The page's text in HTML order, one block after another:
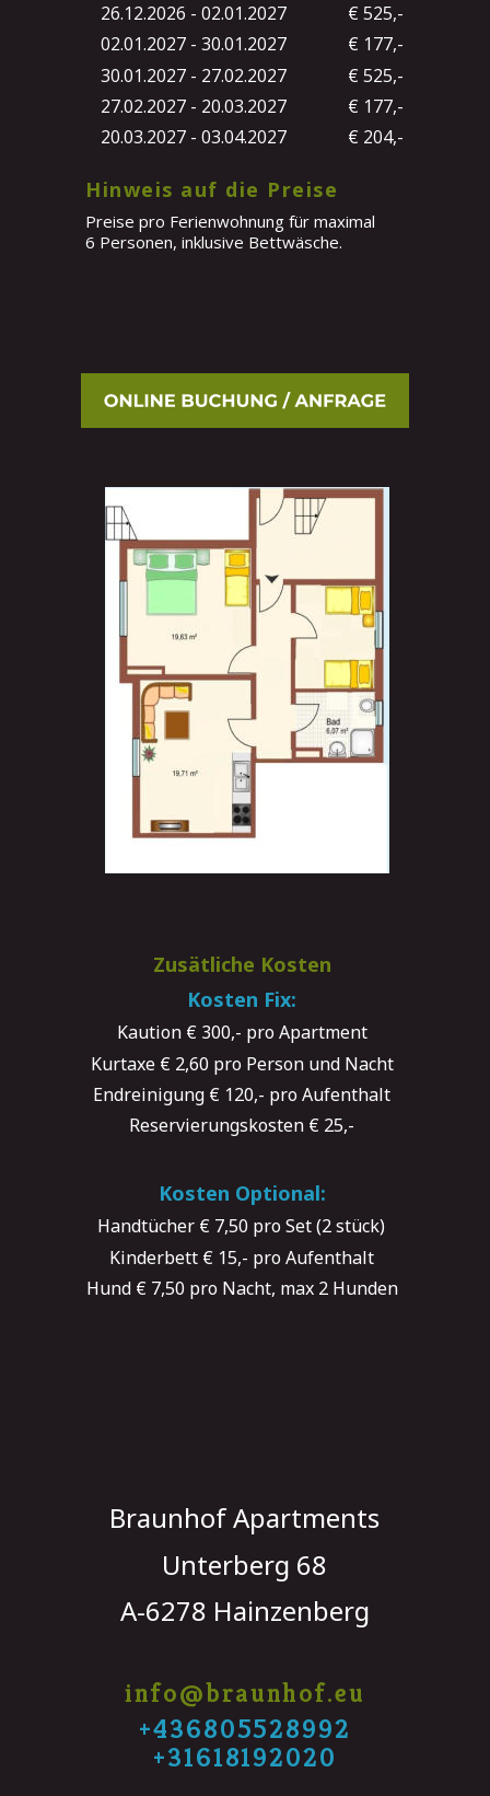
info@braunhof.eu
+436805528992
+31618192020
Braunhof Apartments
Unterberg 68
A-6278 Hainzenberg
Zusätliche Kosten
Kosten Fix:
Kaution € 300,- pro Apartment
Kurtaxe € 2,60 pro Person und Nacht
Endreinigung € 120,- pro Aufenthalt
Reservierungskosten € 25,-
Kosten Optional:
Handtücher € 7,50 pro Set (2 stück)
Kinderbett € 15,- pro Aufenthalt
Hund € 7,50 pro Nacht, max 2 Hunden
26.12.2026 - 02.01.2027
€ 525,-
02.01.2027 - 30.01.2027
€ 177,-
30.01.2027 - 27.02.2027
€ 525,-
27.02.2027 - 20.03.2027
€ 177,-
20.03.2027 - 03.04.2027
€ 204,-
Hinweis auf die Preise
Preise pro Ferienwohnung für maximal
6 Personen, inklusive Bettwäsche.